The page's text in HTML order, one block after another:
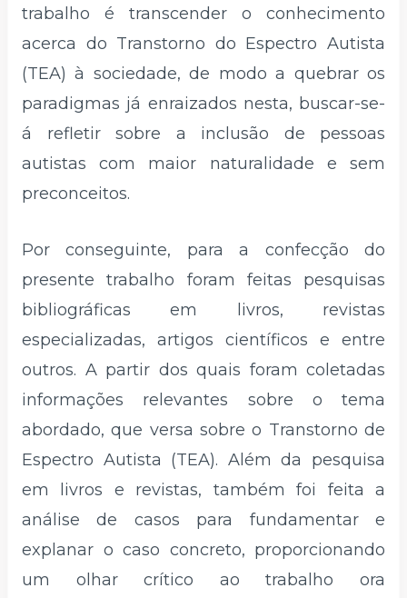
trabalho é transcender o conhecimento
acerca do Transtorno do Espectro Autista
(TEA) à sociedade, de modo a quebrar os
paradigmas já enraizados nesta, buscar-se-
á refletir sobre a inclusão de pessoas
autistas com maior naturalidade e sem
preconceitos.
Por conseguinte, para a confecção do
presente trabalho foram feitas pesquisas
bibliográficas em livros, revistas
especializadas, artigos científicos e entre
outros. A partir dos quais foram coletadas
informações relevantes sobre o tema
abordado, que versa sobre o Transtorno de
Espectro Autista (TEA). Além da pesquisa
em livros e revistas, também foi feita a
análise de casos para fundamentar e
explanar o caso concreto, proporcionando
um olhar crítico ao trabalho ora